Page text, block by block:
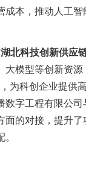
本，推动人工智
北科技创新供应
模型等创新资
为科创企业提供
字工程有限公
的对接，提升